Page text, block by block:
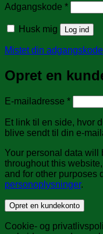
Adgangskode *Påkrævet
Husk mig Log ind
Mistet din
Opret en
E-mailadresse *
Et link til en side, hvor
blive sendt til din e-
Your personal data will
throughout this
and for other purposes
personoplysninger.
Opret en kundekonto
Cookie- og